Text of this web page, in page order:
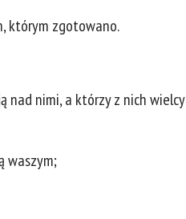
którym zgotowano.
nad nimi, a którzy z nich
waszym;